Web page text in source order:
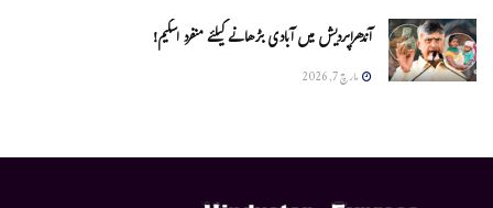
آندھراپردیش میں آبادی بڑھانے کیلئے منفرد اسکیم!
مارچ 7, 2026